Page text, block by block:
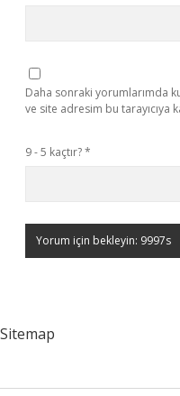
Daha sonraki yorumlarımda
ve site adresim bu tarayıcıya
9 - 5 kaçtır?*
Sitemap